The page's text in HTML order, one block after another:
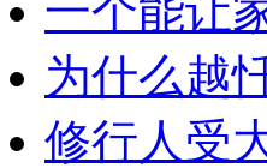
一个能让
为什么越
修行人受